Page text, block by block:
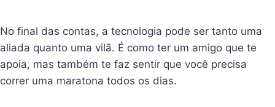
No final das contas, a tecnologia pode ser tanto uma
aliada quanto uma vilã. É como ter um amigo que te
apoia, mas também te faz sentir que você precisa
correr uma maratona todos os dias.